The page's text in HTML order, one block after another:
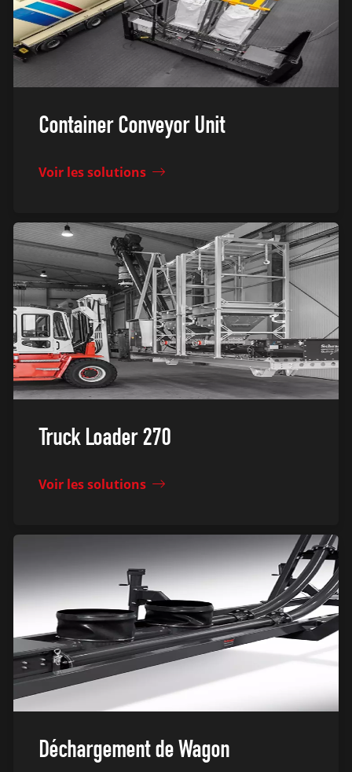
Container Conveyor Unit
Voir les solutions
Truck Loader 270
Voir les solutions
Déchargement de Wagon